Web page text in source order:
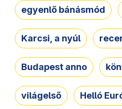
egyenlő bánásmód
Karcsi, a nyúl
Budapest anno
világelső Helló